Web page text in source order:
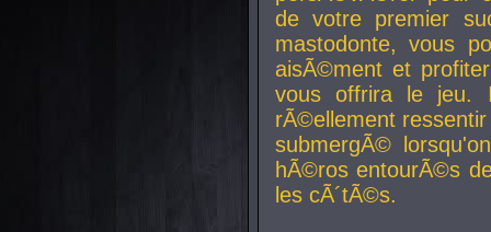
de votre premier
mastodonte, vous
aisÃ©ment et
vous offrira le jeu.
rÃ©ellement
submergÃ©
hÃ©ros entourÃ©s
les cÃ´tÃ©s.